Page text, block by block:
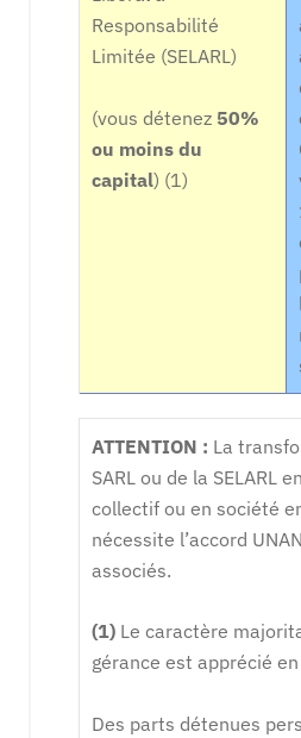
Responsabilité
Limitée (SELARL)
(vous détenez 50%
ou moins du
capital) (1)
ATTENTION : La
SARL ou de la SELARL
collectif ou en société
nécessite l’accord
associés.
(1) Le caractère
gérance est apprécié
Des parts détenues